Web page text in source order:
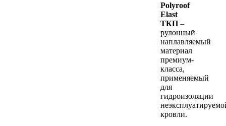
Polyroof
Elast
ТКП –
рулонный
наплавляемый
материал
премиум-
класса,
применяемый
для
гидроизоляции
кровли.